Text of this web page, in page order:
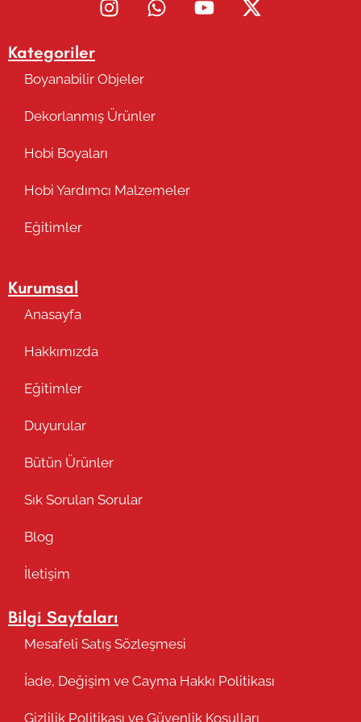
Kategoriler
Boyanabilir Objeler
Dekorlanmış Ürünler
Hobi Boyaları
Hobi Yardımcı Malzemeler
Eğitimler
Kurumsal
Anasayfa
Hakkımızda
Eğitimler
Duyurular
Bütün Ürünler
Sık Sorulan Sorular
Blog
İletişim
Bilgi Sayfaları
Mesafeli Satış Sözleşmesi
İade, Değişim ve Cayma Hakkı Politikası
Gizlilik Politikası ve Güvenlik Koşulları